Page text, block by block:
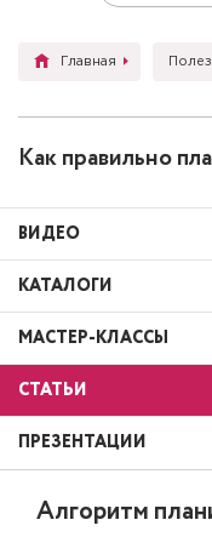
Главная
Как правильно
ВИДЕО
КАТАЛОГИ
МАСТЕР-КЛАССЫ
СТАТЬИ
ПРЕЗЕНТАЦИИ
Алгоритм